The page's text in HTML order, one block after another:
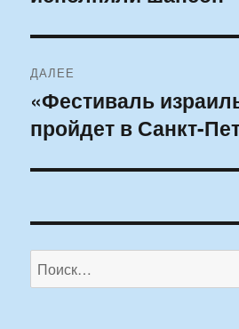
ДАЛЕЕ
Следующая
запись:
«Фестиваль
пройдет в Санкт-
Искать: